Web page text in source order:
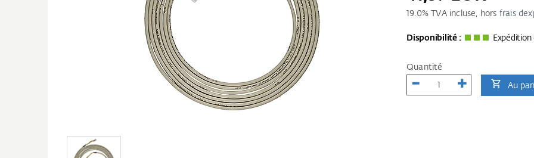
19.0% TVA incluse, hors frais
Disponibilité : Expédition
Quantité
Au